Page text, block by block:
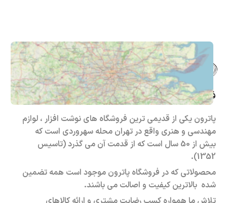
فروشگاه حضوری – اینترنتی پاترون
پاترون یکی از قدیمی ترین فروشگاه های نوشت افزار ، لوازم
مهندسی و هنری واقع در تهران محله سهروردی است که
بیش از 50 سال است که از قدمت آن می گذرد (تاسیس
1352).
محصولاتی که در فروشگاه پاترون موجود است همه تضمین
شده بالاترین کیفیت و اصالت می باشند.